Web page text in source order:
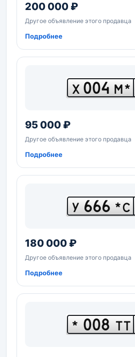
200 000 ₽
Другое объявление этого продавца
Подробнее
Х 004 М*
95 000 ₽
Другое объявление этого продавца
Подробнее
У 666 *С
180 000 ₽
Другое объявление этого продавца
Подробнее
* 008 ТТ